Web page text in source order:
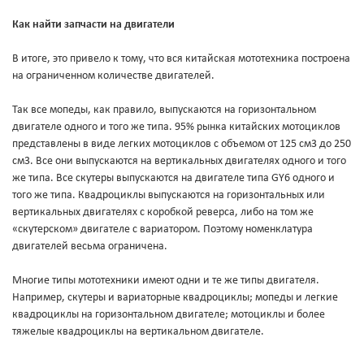
Как найти запчасти на двигатели
В итоге, это привело к тому, что вся китайская мототехника построена
на ограниченном количестве двигателей.
Так все мопеды, как правило, выпускаются на горизонтальном
двигателе одного и того же типа. 95% рынка китайских мотоциклов
представлены в виде легких мотоциклов с объемом от 125 см3 до 250
см3. Все они выпускаются на вертикальных двигателях одного и того
же типа. Все скутеры выпускаются на двигателе типа GY6 одного и
того же типа. Квадроциклы выпускаются на горизонтальных или
вертикальных двигателях с коробкой реверса, либо на том же
«скутерском» двигателе с вариатором. Поэтому номенклатура
двигателей весьма ограничена.
Многие типы мототехники имеют одни и те же типы двигателя.
Например, скутеры и вариаторные квадроциклы; мопеды и легкие
квадроциклы на горизонтальном двигателе; мотоциклы и более
тяжелые квадроциклы на вертикальном двигателе.